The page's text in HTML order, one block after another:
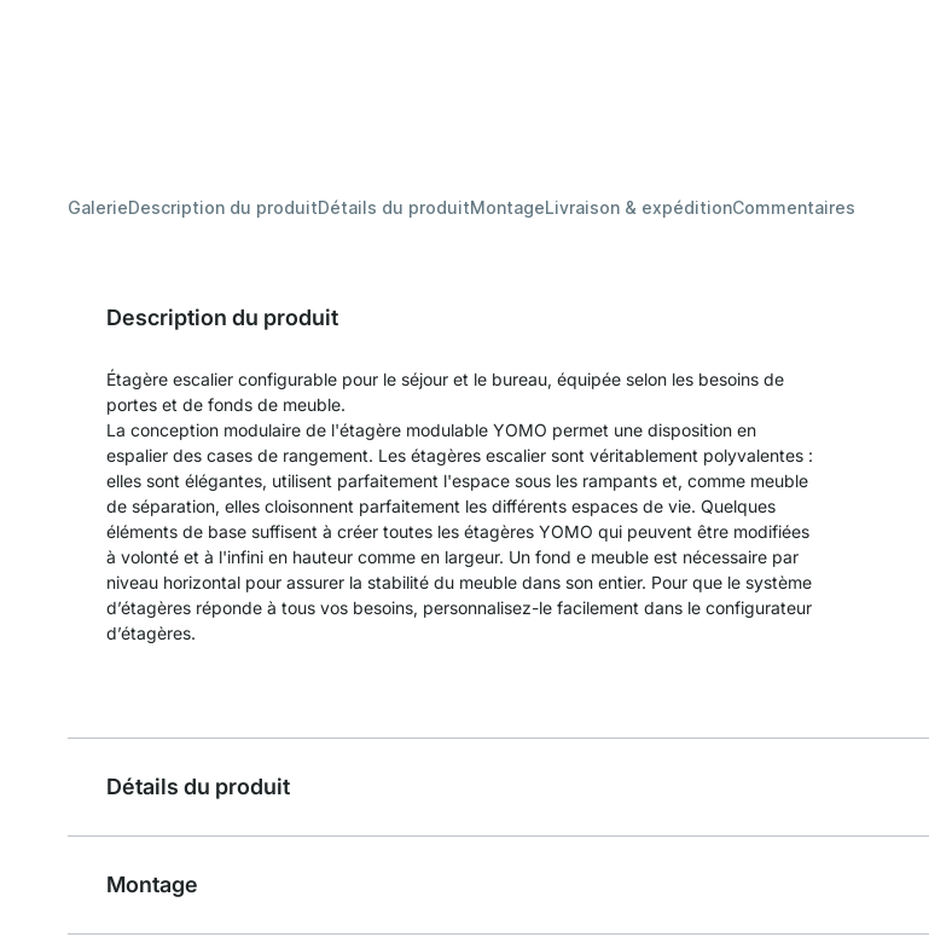
GalerieDescription du produitDétails du produitMontageLivraison & expéditionCommentaires
Description du produit
Étagère escalier configurable pour le séjour et le bureau, équipée selon les besoins de
portes et de fonds de meuble.
La conception modulaire de l'étagère modulable YOMO permet une disposition en
espalier des cases de rangement. Les étagères escalier sont véritablement polyvalentes :
elles sont élégantes, utilisent parfaitement l'espace sous les rampants et, comme meuble
de séparation, elles cloisonnent parfaitement les différents espaces de vie. Quelques
éléments de base suffisent à créer toutes les étagères YOMO qui peuvent être modifiées
à volonté et à l'infini en hauteur comme en largeur. Un fond e meuble est nécessaire par
niveau horizontal pour assurer la stabilité du meuble dans son entier. Pour que le système
d’étagères réponde à tous vos besoins, personnalisez-le facilement dans le configurateur
d’étagères.
Détails du produit
Montage